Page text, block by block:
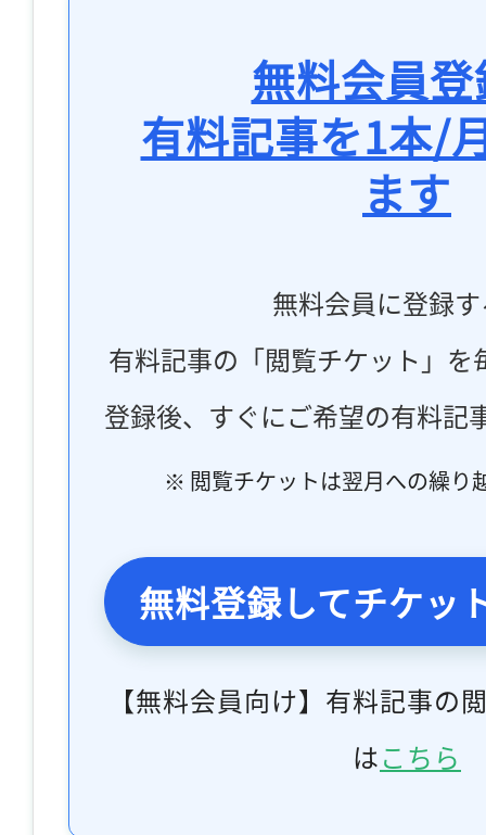
無料会員
有料記事を1本/
ます
無料会員に登録
有料記事の「閲覧チケット」
登録後、すぐにご希望の有料記
※ 閲覧チケットは翌月への繰り
無料登録してチケッ
【無料会員向け】有料記事の
はこちら